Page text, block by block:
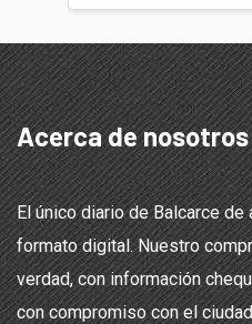
Acerca de nosotros
El único diario de Balcarce
formato digital. Nuestro
verdad, con información
con compromiso con el